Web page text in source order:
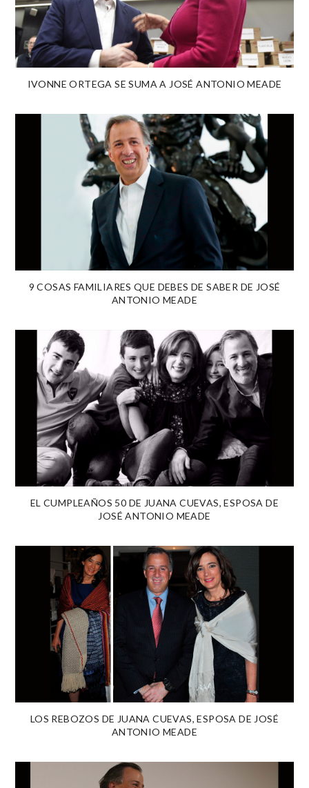
IVONNE ORTEGA SE SUMA A JOSÉ ANTONIO MEADE
9 COSAS FAMILIARES QUE DEBES DE SABER DE JOSÉ
ANTONIO MEADE
EL CUMPLEAÑOS 50 DE JUANA CUEVAS, ESPOSA DE
JOSÉ ANTONIO MEADE
LOS REBOZOS DE JUANA CUEVAS, ESPOSA DE JOSÉ
ANTONIO MEADE